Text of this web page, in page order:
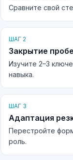
Сравните свой
ШАГ 2
Закрытие
Изучите 2–3
навыка.
ШАГ 3
Адаптация
Перестройте
роль.